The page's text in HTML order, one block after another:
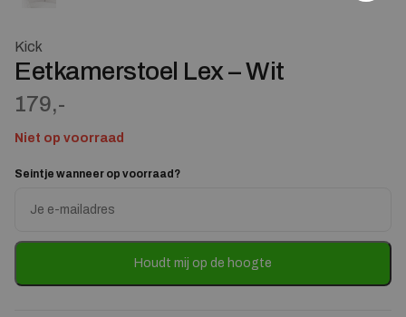
Kick
Eetkamerstoel Lex – Wit
179,-
Niet op voorraad
Seintje wanneer op voorraad?
your
address
join
Houdt mij op de hoogte